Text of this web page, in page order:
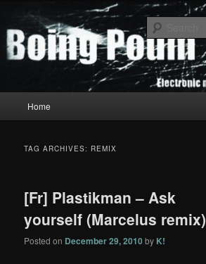
primary
content
secondary
contentBoing Poum Tchak!
Home
TAG ARCHIVES: REMIX
[Fr] Plastikman – Ask
yourself (Marcelus remix)
Posted on December 29, 2010 by K!